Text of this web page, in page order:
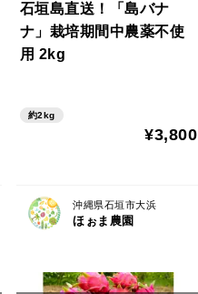
石垣島直送！「島バナ
ナ」栽培期間中農薬不使
用 2kg
約2kg
¥3,800
沖縄県石垣市大浜
ほぉま農園